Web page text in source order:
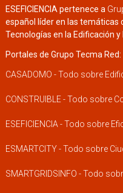
ESEFICIENCIA pertenece a
español líder en las temáticas
Tecnologías en la Edificación y
Portales de Grupo Tecma Red:
CASADOMO - Todo sobre
CONSTRUIBLE - Todo sobre
ESEFICIENCIA - Todo sobre
ESMARTCITY - Todo sobre
SMARTGRIDSINFO - Todo